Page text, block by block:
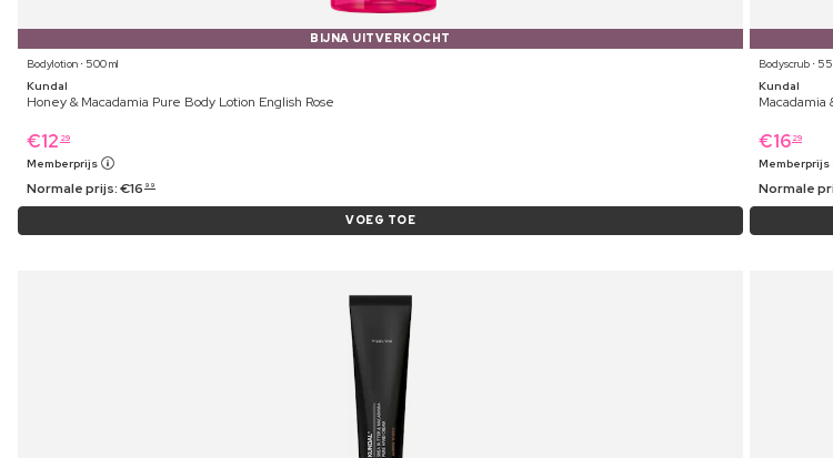
BIJNA UITVERKOCHT
Bodylotion ⋅ 500 ml
Kundal
Honey & Macadamia Pure Body Lotion English Rose
€12 29
Memberprijs
Normale prijs:€16 99
VOEG TOE
Bodyscrub ⋅
Kundal
Macadamia
€16 29
Memberprijs
Normale